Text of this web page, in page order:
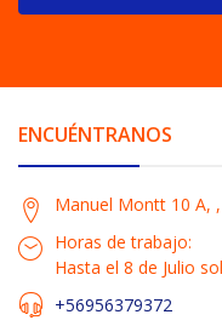
ENCUÉNTRANOS
Manuel Montt 10 A,
Horas de trabajo:
Hasta el 8 de Julio
+56956379372